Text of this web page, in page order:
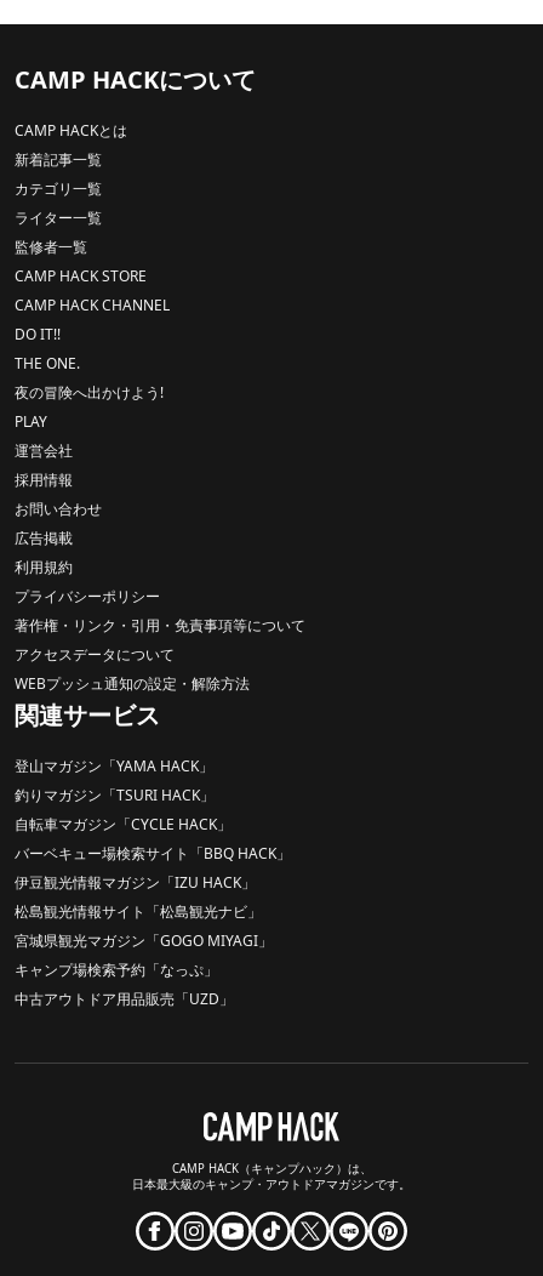
CAMP HACKについて
CAMP HACKとは
新着記事一覧
カテゴリ一覧
ライター一覧
監修者一覧
CAMP HACK STORE
CAMP HACK CHANNEL
DO IT!!
THE ONE.
夜の冒険へ出かけよう!
PLAY
運営会社
採用情報
お問い合わせ
広告掲載
利用規約
プライバシーポリシー
著作権・リンク・引用・免責事項等について
アクセスデータについて
WEBプッシュ通知の設定・解除方法
関連サービス
登山マガジン「YAMA HACK」
釣りマガジン「TSURI HACK」
自転車マガジン「CYCLE HACK」
バーベキュー場検索サイト「BBQ HACK」
伊豆観光情報マガジン「IZU HACK」
松島観光情報サイト「松島観光ナビ」
宮城県観光マガジン「GOGO MIYAGI」
キャンプ場検索予約「なっぷ」
中古アウトドア用品販売「UZD」
CAMP HACK（キャンプハック）は、
日本最大級のキャンプ・アウトドアマガジンです。